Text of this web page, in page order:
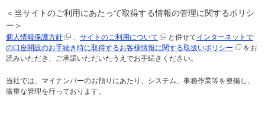
＜当サイトのご利用にあたって取得する情報の管理に関するポリシ
ー＞
個人情報保護方針 、 サイトのご利用について と併せてインターネットで
の口座開設のお手続き時に取得するお客様情報に関する取扱いポリシー
をお
読みいただき、ご承諾いただいたうえでお手続きください。
当社では、マイナンバーのお預りにあたり、システム、事務作業等を整備し、
厳重な管理を行っております。